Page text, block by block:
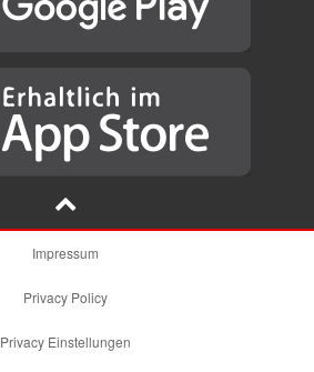
Impressum
Privacy Policy
Privacy Einstellungen